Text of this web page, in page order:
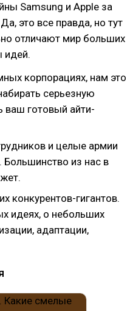
Samsung и Apple за
это все правда, но тут
отличают мир больших
идей.
корпорациях, нам это
серьезную
ваш готовый айти-
и целые армии
из нас в
конкурентов-гигантов.
идеях, о небольших
адаптации,